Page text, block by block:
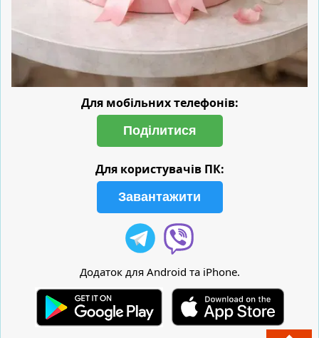
Для мобільних телефонів:
Поділитися
Для користувачів ПК:
Завантажити
Додаток для Android та iPhone.